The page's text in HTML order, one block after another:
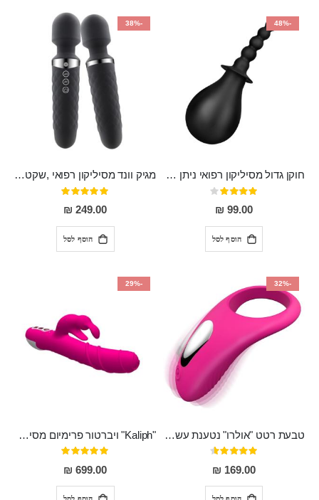
-48%
חוקן גדול מסיליקון רפואי ניתן לשימוש גם כפלאג וגם כחרוזים אנאלים
דירוג:
80%
99.00 ₪
הוסף לסל
-38%
מגיק וונד מסיליקון רפואי ,שקט במיוחד, נטען בעל 10 מהירויות שונות "Erna"
דירוג:
100%
249.00 ₪
הוסף לסל
-32%
טבעת רטט "אולרו" נטענת עשויה סיליקון רפואי עם רטט חזק ומטריף חושים
דירוג:
91%
169.00 ₪
-29%
"Kaliph" ויברטור פרימיום מסיליקון רפואי , נטען, שקט במיוחד, מסתובב ומתפתל, שמנמן עם חדירה 14 סמ
דירוג:
100%
699.00 ₪